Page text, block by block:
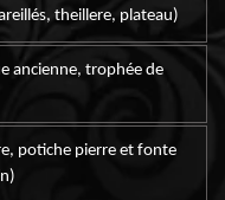
theillere, plateau)
ancienne, trophée de
potiche pierre et fonte